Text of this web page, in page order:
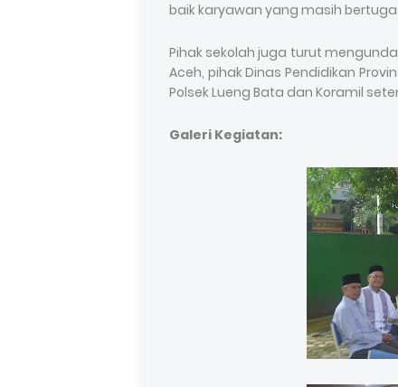
baik karyawan yang masih
Pihak sekolah juga turut
Aceh, pihak Dinas Pendidikan
Polsek Lueng Bata dan Koramil
Galeri Kegiatan: